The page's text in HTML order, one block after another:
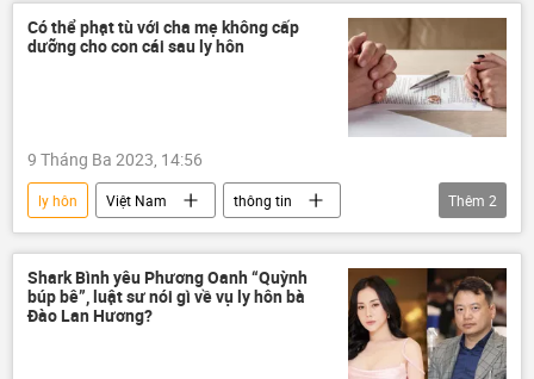
Có thể phạt tù với cha mẹ không cấp
dưỡng cho con cái sau ly hôn
9 Tháng Ba 2023, 14:56
ly hôn Việt Nam
thông tin
Pháp luật
Bộ Tư pháp
Thêm 2
Shark Bình yêu Phương Oanh “Quỳnh
búp bê”, luật sư nói gì về vụ ly hôn bà
Đào Lan Hương?